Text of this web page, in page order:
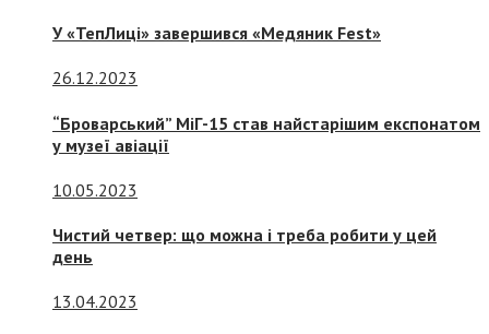
У «ТепЛиці» завершився «Медяник Fest»
26.12.2023
“Броварський” МіГ-15 став найстарішим експонатом
у музеї авіації
10.05.2023
Чистий четвер: що можна і треба робити у цей
день
13.04.2023